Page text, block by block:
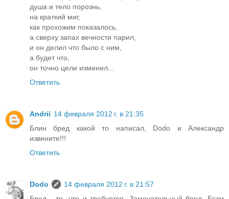
душа и тело порознь,
на краткий миг,
как прохожим показалось,
а сверху запах вечности парил,
и он делил что было с ним,
а будет что,
он точно цели изменил...
Ответить
Andrii 14 февраля 2012 г. в 21:35
Блин бред какой то написал, Dodo и Александр
извините!!!
Ответить
Dodo
14 февраля 2012 г. в 21:57